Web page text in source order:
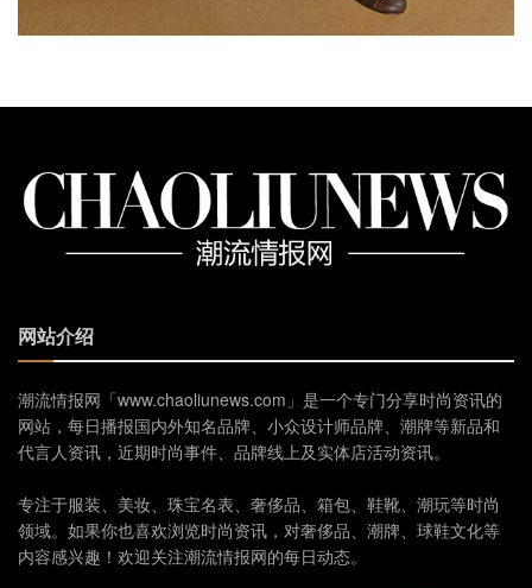
网站介绍
潮流情报网「www.chaoliunews.com」是一个专门分享时尚资讯的
网站，每日播报国内外知名品牌、小众设计师品牌、潮牌等新品和
代言人资讯，近期时尚事件、品牌线上及实体店活动资讯。
专注于服装、美妆、珠宝名表、奢侈品、箱包、鞋靴、潮玩等时尚
领域。如果你也喜欢浏览时尚资讯，对奢侈品、潮牌、球鞋文化等
内容感兴趣！欢迎关注潮流情报网的每日动态。